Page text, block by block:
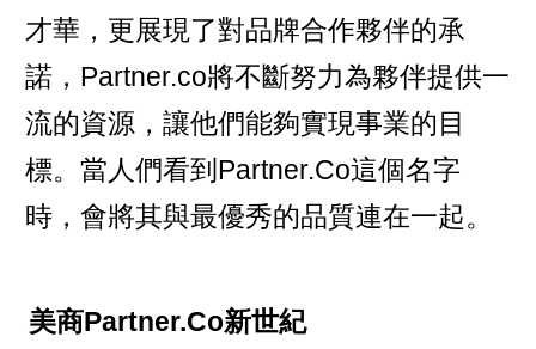
才華，更展現了對品牌合作夥伴的承
諾，Partner.co將不斷努力為夥伴提供一
流的資源，讓他們能夠實現事業的目
標。當人們看到Partner.Co這個名字
時，會將其與最優秀的品質連在一起。
美商Partner.Co新世紀